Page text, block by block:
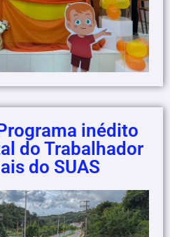
inédito
do Trabalhador
do SUAS